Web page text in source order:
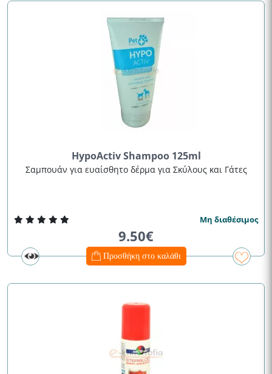
HypoActiv Shampoo 125ml
Σαμπουάν για ευαίσθητο δέρμα για Σκύλους και Γάτες
Μη διαθέσιμος
9.50€
Προσθήκη στο καλάθι